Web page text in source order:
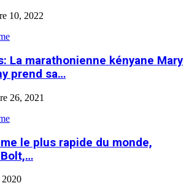
10, 2022
La marathonienne kényane Mary
prend sa…
26, 2021
le plus rapide du monde,
2020